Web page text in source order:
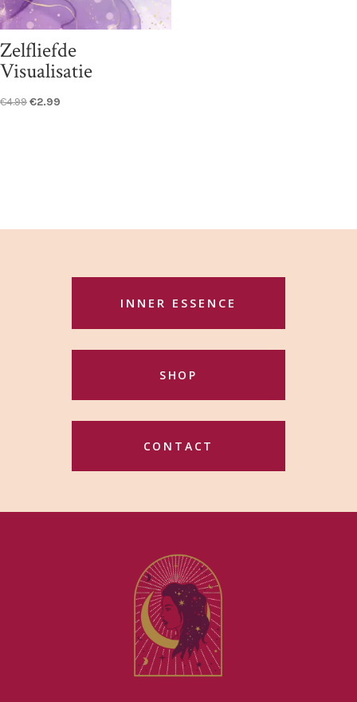
Zelfliefde
Visualisatie
€4.99Oorspronkelijke
€2.99
INNER ESSENCE
SHOP
CONTACT